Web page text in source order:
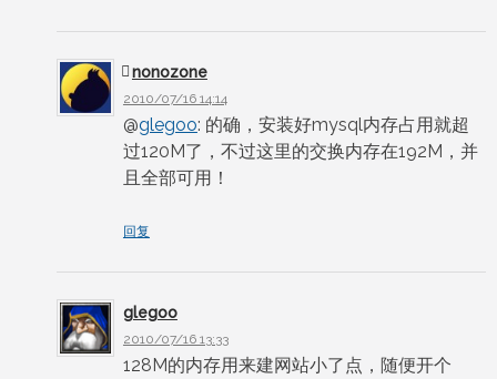
nonozone
2010/07/16 14:14
@glegoo: 的确，安装好mysql内存占用就超
过120M了，不过这里的交换内存在192M，并
且全部可用！
回复
glegoo
2010/07/16 13:33
128M的内存用来建网站小了点，随便开个